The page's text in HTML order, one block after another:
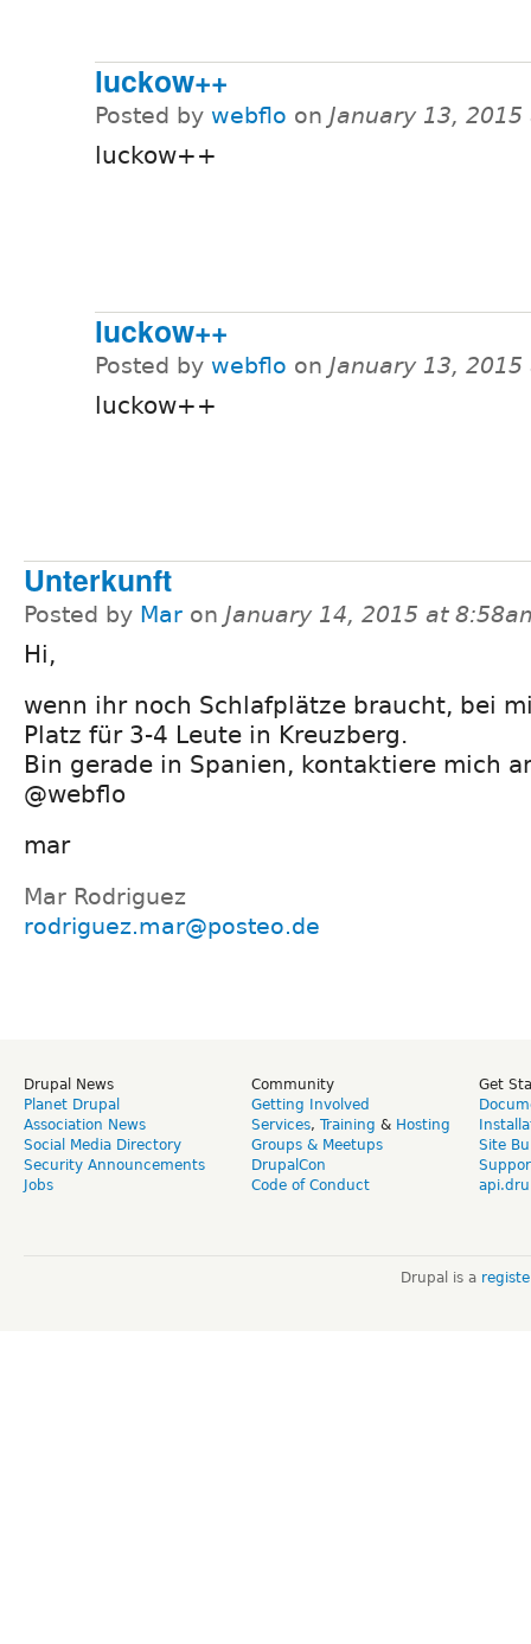
luckow++
Posted by webflo on January 13,
luckow++
luckow++
Posted by webflo on January 13,
luckow++
Unterkunft
Posted by Mar on January 14, 2015 at
Hi,
wenn ihr noch Schlafplätze braucht, bei
Platz für 3-4 Leute in Kreuzberg.
Bin gerade in Spanien, kontaktiere mich
@webflo
mar
Mar Rodriguez
rodriguez.mar@posteo.de
Drupal News
Planet Drupal
Association News
Social Media Directory
Security Announcements
Jobs
Community
Getting Involved
Services, Training & Hosting
Groups & Meetups
DrupalCon
Code of Conduct
Get
Site
Drupal is a